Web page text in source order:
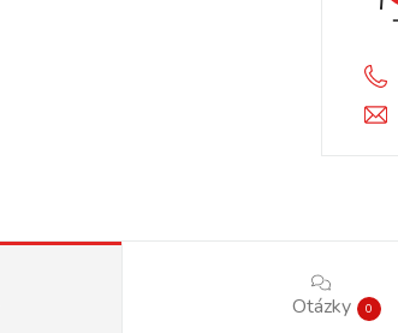
Otázky 0